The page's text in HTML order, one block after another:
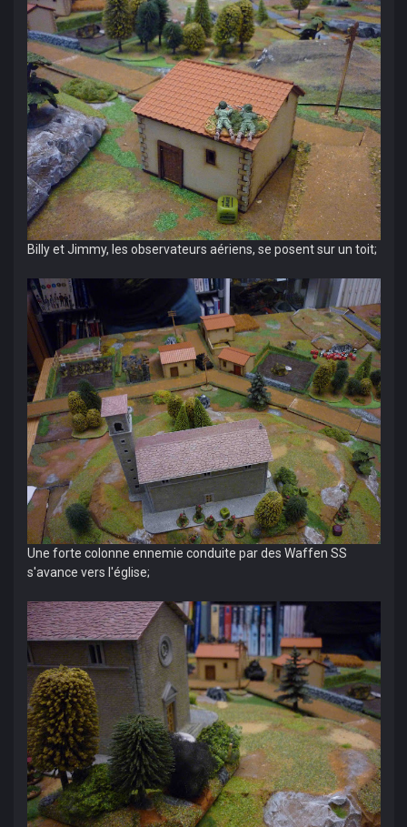
Billy et Jimmy, les observateurs aériens, se posent sur un toit;
Une forte colonne ennemie conduite par des Waffen SS
s'avance vers l'église;